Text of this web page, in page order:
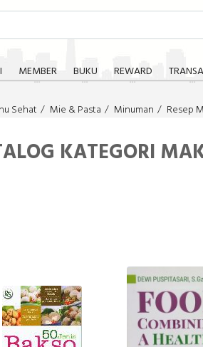
MEMBER BUKU REWARD
Sehat Mie & Pasta Minuman Resep
KATEGORI